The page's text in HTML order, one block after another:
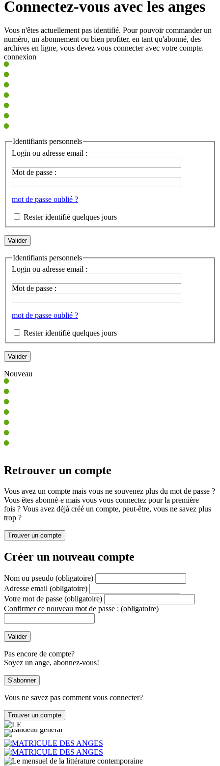
Connectez-vous avec les anges
Vous n'êtes actuellement pas identifié. Pour pouvoir commander un
numéro, un abonnement ou bien profiter, en tant qu'abonné, des
archives en ligne, vous devez vous connecter avec votre compte.
connexion
Identifiants personnels
Login ou adresse email :
Mot de passe :
mot de passe oublié ?
Rester identifié quelques jours
Identifiants personnels
Login ou adresse email :
Mot de passe :
mot de passe oublié ?
Rester identifié quelques jours
Nouveau
Retrouver un compte
Vous avez un compte mais vous ne souvenez plus du mot de passe ?
Vous êtes abonné-e mais vous vous connectez pour la première
fois ? Vous avez déjà créé un compte, peut-être, vous ne savez plus
trop ?
Créer un nouveau compte
Nom ou pseudo (obligatoire)
Adresse email (obligatoire)
Votre mot de passe (obligatoire)
Confirmer ce nouveau mot de passe : (obligatoire)
Pas encore de compte?
Soyez un ange, abonnez-vous!
Vous ne savez pas comment vous connecter?